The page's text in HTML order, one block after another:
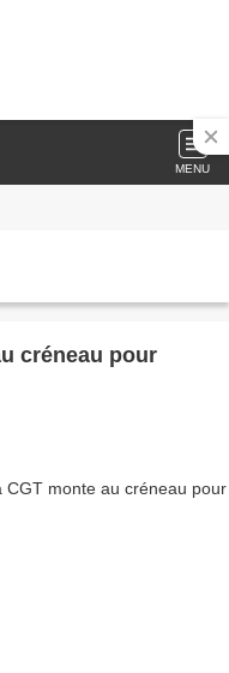
MENU
créneau pour